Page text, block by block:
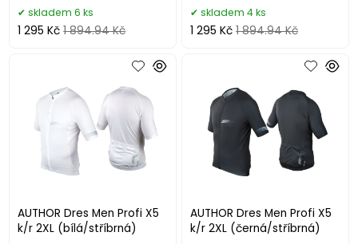
skladem 6 ks
1 295 Kč 1 894.94 Kč
skladem 4 ks
1 295 Kč 1 894.94 Kč
AUTHOR Dres Men Profi X5
k/r 2XL (bílá/stříbrná)
AUTHOR Dres Men Profi X5
k/r 2XL (černá/stříbrná)